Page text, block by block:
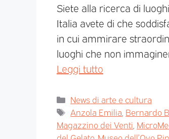
Siete alla ricerca di
Italia avete di che
in cui ammirare
luoghi che non
Leggi tutto
News di arte e cultura
Anzola Emilia Bernardo
Magazzino dei Venti